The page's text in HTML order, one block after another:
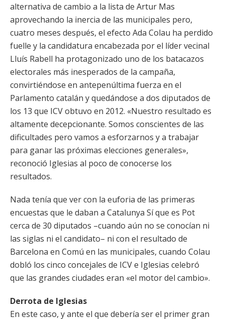
alternativa de cambio a la lista de Artur Mas
aprovechando la inercia de las municipales pero,
cuatro meses después, el efecto Ada Colau ha perdido
fuelle y la candidatura encabezada por el líder vecinal
Lluís Rabell ha protagonizado uno de los batacazos
electorales más inesperados de la campaña,
convirtiéndose en antepenúltima fuerza en el
Parlamento catalán y quedándose a dos diputados de
los 13 que ICV obtuvo en 2012. «Nuestro resultado es
altamente decepcionante. Somos conscientes de las
dificultades pero vamos a esforzarnos y a trabajar
para ganar las próximas elecciones generales»,
reconoció Iglesias al poco de conocerse los
resultados.
Nada tenía que ver con la euforia de las primeras
encuestas que le daban a Catalunya Sí que es Pot
cerca de 30 diputados –cuando aún no se conocían ni
las siglas ni el candidato– ni con el resultado de
Barcelona en Comú en las municipales, cuando Colau
dobló los cinco concejales de ICV e Iglesias celebró
que las grandes ciudades eran «el motor del cambio».
Derrota de Iglesias
En este caso, y ante el que debería ser el primer gran